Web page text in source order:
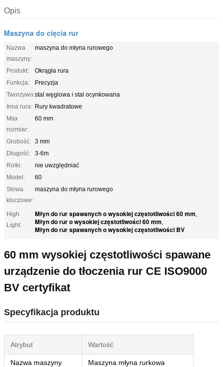
Opis
Maszyna do cięcia rur
Nazwa
maszyny:
maszyna do młyna rurowego
Produkt:
Okrągła rura
Funkcja:
Precyzja
Tworzywo:stal węglowa i stal ocynkowana
Inna rura: Rury kwadratowe
Max
rozmiar:
60 mm
Grubość: 3 mm
Długość:
3-6m
Rolki:
nie uwzględniać
Model:
60
Słowa
kluczowe:
maszyna do młyna rurowego
High
Light:
Młyn do rur spawanych o wysokiej częstotliwości 60 mm,
Młyn do rur o wysokiej częstotliwości 60 mm,
Młyn do rur spawanych o wysokiej częstotliwości BV
60 mm wysokiej częstotliwości spawane
urządzenie do tłoczenia rur CE ISO9000
BV certyfikat
Specyfikacja produktu
Atrybut Wartość
Nazwa maszyny Maszyna młyna rurkowa